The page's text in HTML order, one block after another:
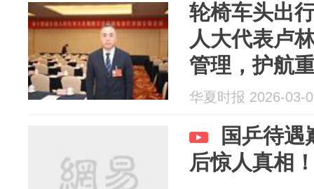
轮椅车头出
人大代表卢
管理，护航
｜两会声音
华夏时报 2026-03-
国乒待遇
后惊人真相